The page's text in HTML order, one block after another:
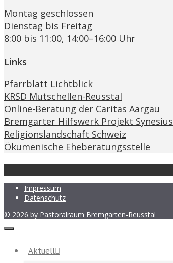
Montag geschlossen
Dienstag bis Freitag
8:00 bis 11:00, 14:00–16:00 Uhr
Links
Pfarrblatt Lichtblick
KRSD Mutschellen-Reusstal
Online-Beratung der Caritas Aargau
Bremgarter Hilfswerk Projekt Synesius
Religionslandschaft Schweiz
Ökumenische Eheberatungsstelle
Impressum
Datenschutz
© 2026 by Pastoralraum Bremgarten-Reusstal
Schliessen
Aktuell